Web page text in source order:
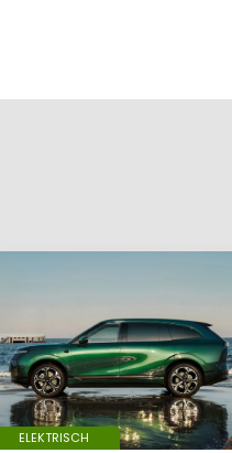
Naam*
E-mail*
ELEKTRISCH